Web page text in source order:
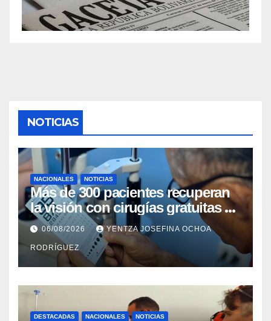
NOTICIAS
NACIONALES NOTICIAS
Más de 300 pacientes recuperan
la visión con cirugías gratuitas de
cataratas en Zulia
06/08/2026 YENTZA JOSEFINA OCHOA
RODRÍGUEZ
DESTACADAS NACIONALES NOTICIAS